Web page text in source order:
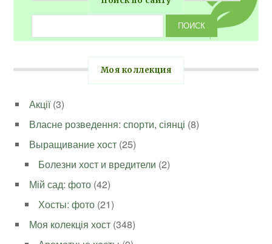
Моя коллекция
Акції(3)
Власне розведення: спорти, сіянці (8)
Выращивание хост (25)
Болезни хост и вредители (2)
Мій сад: фото (42)
Хосты: фото (21)
Моя колекція хост (348)